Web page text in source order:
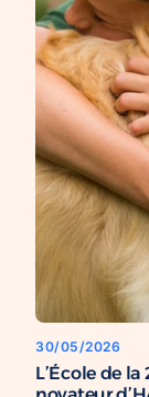
30/05/2026
L’École de